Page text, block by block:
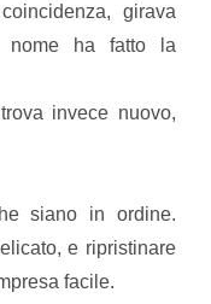
girava
ha fatto la
invece nuovo,
siano in ordine.
e ripristinare
facile.